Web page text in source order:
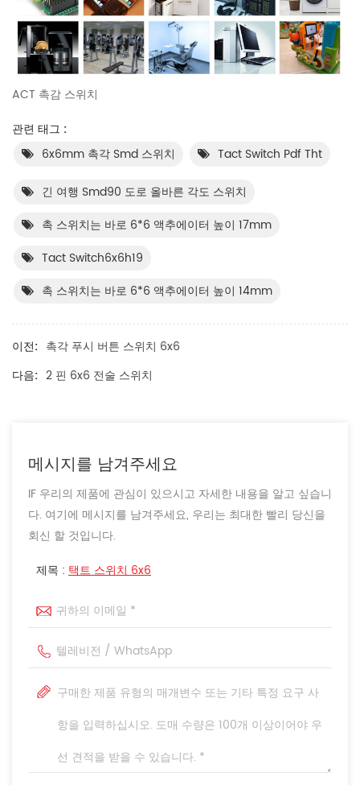
ACT 촉감 스위치
관련 태그 :
6x6mm 촉각 Smd 스위치
Tact Switch Pdf Tht
긴 여행 Smd90 도로 올바른 각도 스위치
촉 스위치는 바로 6*6 액추에이터 높이 17mm
Tact Switch6x6h19
촉 스위치는 바로 6*6 액추에이터 높이 14mm
이전: 촉각 푸시 버튼 스위치 6x6
다음: 2 핀 6x6 전술 스위치
메시지를 남겨주세요
IF 우리의 제품에 관심이 있으시고 자세한 내용을 알고 싶습니
다. 여기에 메시지를 남겨주세요, 우리는 최대한 빨리 당신을
회신 할 것입니다.
제목 : 택트 스위치 6x6